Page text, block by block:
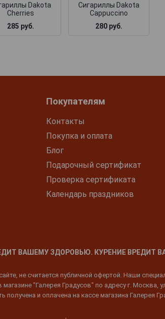
Dakota
Cherries
285 руб.
Сигариллы Dakota
Cappuccino
280 руб.
Покупателям
Контакты
Покупка и оплата
Блог
Подарочный сертификат
Проверка сертификата
Календарь праздников
ВАШЕМУ ЗДОРОВЬЮ. КУРЕНИЕ ВРЕДИТ
не считается публичной офертой. Наши
"Галерея Градусов" по адресу г. Москва,
и оплачена на кассе магазина Галерея